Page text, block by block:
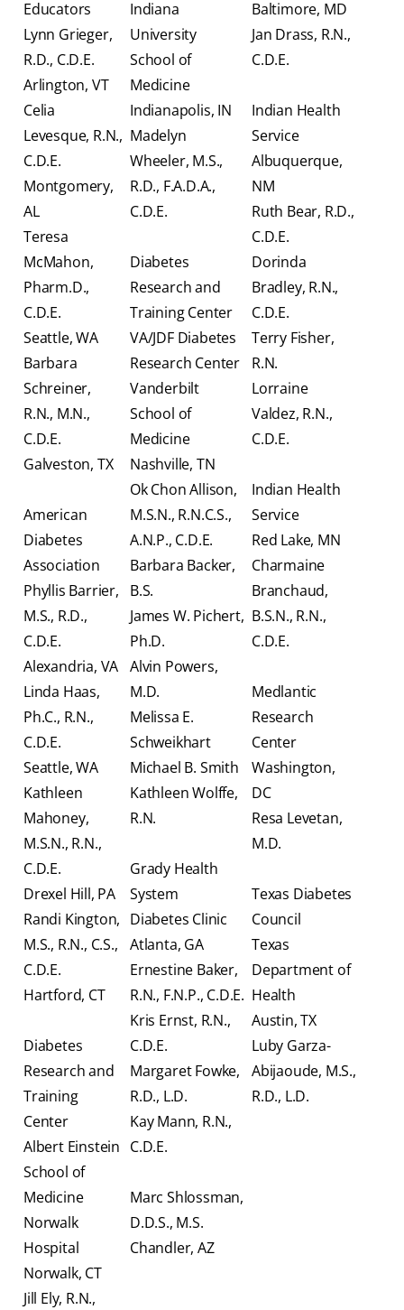
Educators
Lynn Grieger,
R.D., C.D.E.
Arlington, VT
Celia
Levesque, R.N.,
C.D.E.
Montgomery,
AL
Teresa
McMahon,
Pharm.D.,
C.D.E.
Seattle, WA
Barbara
Schreiner,
R.N., M.N.,
C.D.E.
Galveston, TX
American
Diabetes
Association
Phyllis Barrier,
M.S., R.D.,
C.D.E.
Alexandria, VA
Linda Haas,
Ph.C., R.N.,
C.D.E.
Seattle, WA
Kathleen
Mahoney,
M.S.N., R.N.,
C.D.E.
Drexel Hill, PA
Randi Kington,
M.S., R.N., C.S.,
C.D.E.
Hartford, CT
Diabetes
Research and
Training
Center
Albert Einstein
School of
Medicine
Norwalk
Hospital
Norwalk, CT
Jill Ely, R.N.,
Indiana
University
School of
Medicine
Indianapolis, IN
Madelyn
Wheeler, M.S.,
R.D., F.A.D.A.,
C.D.E.
Diabetes
Research and
Training Center
VA/JDF Diabetes
Research Center
Vanderbilt
School of
Medicine
Nashville, TN
Ok Chon Allison,
M.S.N., R.N.C.S.,
A.N.P., C.D.E.
Barbara Backer,
B.S.
James W. Pichert,
Ph.D.
Alvin Powers,
M.D.
Melissa E.
Schweikhart
Michael B. Smith
Kathleen Wolffe,
R.N.
Grady Health
System
Diabetes Clinic
Atlanta, GA
Ernestine Baker,
R.N., F.N.P., C.D.E.
Kris Ernst, R.N.,
C.D.E.
Margaret Fowke,
R.D., L.D.
Kay Mann, R.N.,
C.D.E.
Marc Shlossman,
D.D.S., M.S.
Chandler, AZ
Baltimore, MD
Jan Drass, R.N.,
C.D.E.
Indian Health
Service
Albuquerque,
NM
Ruth Bear, R.D.,
C.D.E.
Dorinda
Bradley, R.N.,
C.D.E.
Terry Fisher,
R.N.
Lorraine
Valdez, R.N.,
C.D.E.
Indian Health
Service
Red Lake, MN
Charmaine
Branchaud,
B.S.N., R.N.,
C.D.E.
Medlantic
Research
Center
Washington,
DC
Resa Levetan,
M.D.
Texas Diabetes
Council
Texas
Department of
Health
Austin, TX
Luby Garza-
Abijaoude, M.S.,
R.D., L.D.